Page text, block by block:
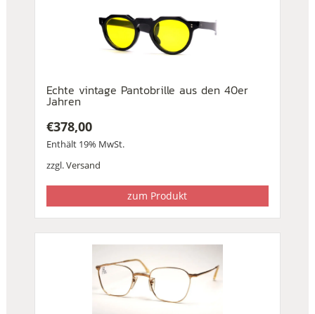
Echte vintage Pantobrille aus den 40er
Jahren
€378,00
Enthält 19% MwSt.
zzgl.Versand
zum Produkt